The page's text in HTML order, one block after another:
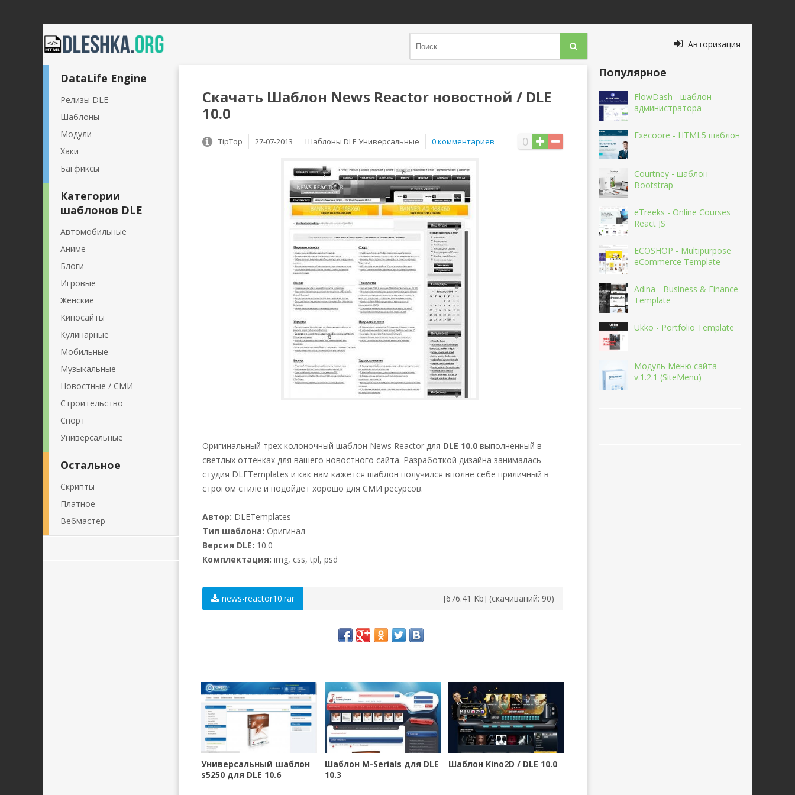
Авторизация
Скачать Шаблон News Reactor новостной / DLE
10.0
0
TipTop 27-07-2013 Шаблоны DLE Универсальные 0 комментариев
Оригинальный трех колоночный шаблон News Reactor для DLE 10.0 выполненный в
светлых оттенках для вашего новостного сайта. Разработкой дизайна занималась
студия DLETemplates и как нам кажется шаблон получился вполне себе приличный в
строгом стиле и подойдет хорошо для СМИ ресурсов.
Автор: DLETemplates
Тип шаблона: Оригинал
Версия DLE: 10.0
Комплектация: img, css, tpl, psd
news-reactor10.rar [676.41 Kb] (cкачиваний: 90)
Универсальный шаблон
s5250 для DLE 10.6
Шаблон M-Serials для DLE
10.3
Шаблон Kino2D / DLE 10.0
DataLife Engine
Релизы DLE
Шаблоны
Модули
Хаки
Багфиксы
Категории
шаблонов DLE
Автомобильные
Аниме
Блоги
Игровые
Женские
Киносайты
Кулинарные
Мобильные
Музыкальные
Новостные / СМИ
Строительство
Спорт
Универсальные
Остальное
Скрипты
Платное
Вебмастер
Популярное
FlowDash - шаблон
администратора
Execoore - HTML5 шаблон
Courtney - шаблон
Bootstrap
eTreeks - Online Courses
React JS
ECOSHOP - Multipurpose
eCommerce Template
Adina - Business & Finance
Template
Ukko - Portfolio Template
Модуль Меню сайта
v.1.2.1 (SiteMenu)